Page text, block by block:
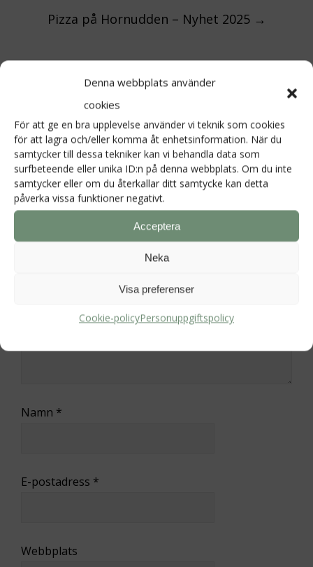
Denna webbplats använder
cookies
För att ge en bra upplevelse använder vi teknik som cookies
för att lagra och/eller komma åt enhetsinformation. När du
samtycker till dessa tekniker kan vi behandla data som
surfbeteende eller unika ID:n på denna webbplats. Om du inte
samtycker eller om du återkallar ditt samtycke kan detta
påverka vissa funktioner negativt.
Acceptera
Neka
Visa preferenser
Cookie-policyPersonuppgiftspolicy
Pizza på Hornudden – Nyhet 2025 →
Lämna ett svar
Din e-postadress kommer inte publiceras.
Obligatoriska fält är märkta*
Kommentar*
Namn *
E-postadress *
Webbplats